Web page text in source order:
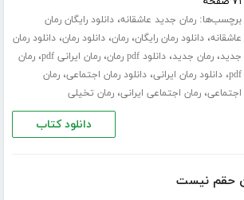
برچسب‌ها:رمان جدید عاشقانه،دانلود رایگان رمان
عاشقانه،دانلود رمان رایگان،رمان،دانلود رمان،دانلود رمان
جدید،رمان جدید،دانلود pdf رمان ،رمان ایرانی pdf ،رمان
pdf،دانلود رمان ایرانی،دانلود رمان اجتماعی،رمان
اجتماعی،رمان اجتماعی ایرانی،رمان تخیلی
دانلود کتاب
حقم نیست